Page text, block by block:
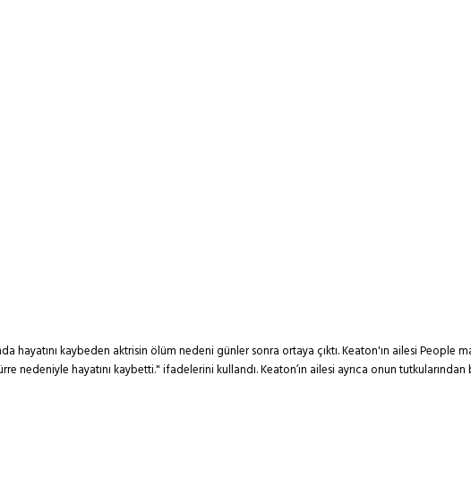
hayatını kaybeden aktrisin ölüm nedeni günler sonra ortaya çıktı. Keaton'ın ailesi
nedeniyle hayatını kaybetti." ifadelerini kullandı. Keaton’ın ailesi ayrıca onun tutkularından